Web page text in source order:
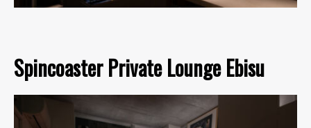
Spincoaster Private Lounge Ebisu